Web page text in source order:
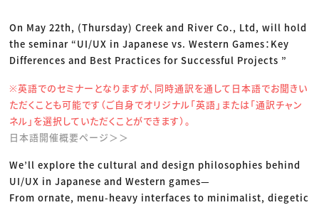
プロフェッショナル×つながる×メディア
On May 22th, (Thursday) Creek and River Co., Ltd, will hold
the seminar “UI/UX in Japanese vs. Western Games：Key
Differences and Best Practices for Successful Projects ”
※英語でのセミナーとなりますが、同時通訳を通して日本語でお聞きい
ただくことも可能です（ご自身でオリジナル「英語」または「通訳チャン
ネル」を選択していただくことができます）。
日本語開催概要ページ＞＞
We’ll explore the cultural and design philosophies behind
UI/UX in Japanese and Western games—
From ornate, menu-heavy interfaces to minimalist, diegetic